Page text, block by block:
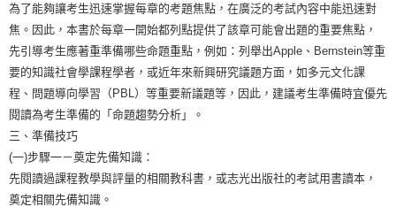
為了能夠讓考生迅速掌握每章的考題焦點，在廣泛的考試內容中能迅速對
焦。因此，本書於每章一開始都列點提供了該章可能會出題的重要焦點，
先引導考生應著重準備哪些命題重點，例如：列舉出Apple、Bernstein等重
要的知識社會學課程學者，或近年來新興研究議題方面，如多元文化課
程、問題導向學習（PBL）等重要新議題等，因此，建議考生準備時宜優先
閱讀為考生準備的「命題趨勢分析」。
三、準備技巧
(一)步驟一－奠定先備知識：
先閱讀過課程教學與評量的相關教科書，或志光出版社的考試用書讀本，
奠定相關先備知識。